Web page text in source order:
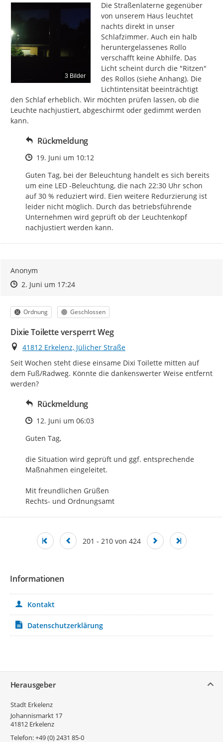
3 Bilder
Die Straßenlaterne gegenüber
von unserem Haus leuchtet
nachts direkt in unser
Schlafzimmer. Auch ein halb
heruntergelassenes Rollo
verschafft keine Abhilfe. Das
Licht scheint durch die "Ritzen"
des Rollos (siehe Anhang). Die
Lichtintensität beeinträchtigt
den Schlaf erheblich. Wir möchten prüfen lassen, ob die
Leuchte nachjustiert, abgeschirmt oder gedimmt werden
kann.
Rückmeldung
Zeitpunkt des Erstellens
19. Juni um 10:12
Guten Tag, bei der Beleuchtung handelt es sich bereits
um eine LED -Beleuchtung, die nach 22:30 Uhr schon
auf 30 % reduziert wird. Eien weitere Redurzierung ist
leider nicht möglich. Durch das betriebsführende
Unternehmen wird geprüft ob der Leuchtenkopf
nachjustiert werden kann.
Anonym
Zeitpunkt des Erstellens
Zeitpunkt des Erstellens
2. Juni um 17:24Zur Äußerung
Kategorie
Ordnung Status
Geschlossen
Dixie Toilette versperrt Weg
Ort
41812 Erkelenz, Jülicher Straße
Seit Wochen steht diese einsame Dixi Toilette mitten auf
dem Fuß/Radweg. Könnte die dankenswerter Weise entfernt
werden?
Rückmeldung
Zeitpunkt des Erstellens
12. Juni um 06:03
Guten Tag,
die Situation wird geprüft und ggf. entsprechende
Maßnahmen eingeleitet.
Mit freundlichen Grüßen
Rechts- und Ordnungsamt
201 - 210 von 424
Informationen
Kontakt
Datenschutzerklärung
Herausgeber
Stadt Erkelenz
Johannismarkt 17
41812 Erkelenz
Telefon:+49 (0) 2431 85-0